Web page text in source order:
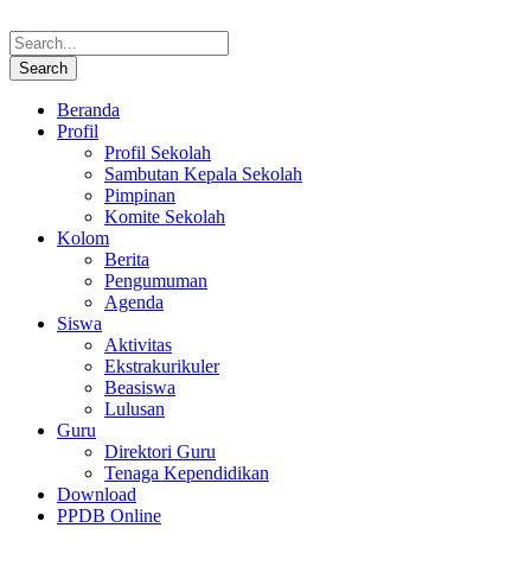
Beranda
Profil
Profil Sekolah
Sambutan Kepala Sekolah
Pimpinan
Komite Sekolah
Kolom
Berita
Pengumuman
Agenda
Siswa
Aktivitas
Ekstrakurikuler
Beasiswa
Lulusan
Guru
Direktori Guru
Tenaga Kependidikan
Download
PPDB Online